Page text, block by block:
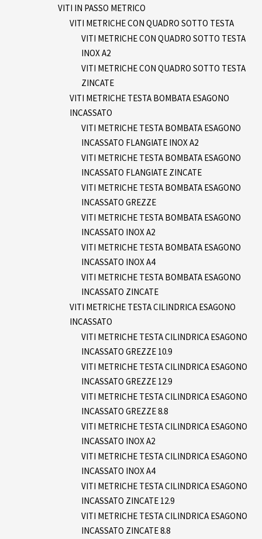
VITI IN PASSO METRICO
VITI METRICHE CON QUADRO SOTTO TESTA
VITI METRICHE CON QUADRO SOTTO TESTA
INOX A2
VITI METRICHE CON QUADRO SOTTO TESTA
ZINCATE
VITI METRICHE TESTA BOMBATA ESAGONO
INCASSATO
VITI METRICHE TESTA BOMBATA ESAGONO
INCASSATO FLANGIATE INOX A2
VITI METRICHE TESTA BOMBATA ESAGONO
INCASSATO FLANGIATE ZINCATE
VITI METRICHE TESTA BOMBATA ESAGONO
INCASSATO GREZZE
VITI METRICHE TESTA BOMBATA ESAGONO
INCASSATO INOX A2
VITI METRICHE TESTA BOMBATA ESAGONO
INCASSATO INOX A4
VITI METRICHE TESTA BOMBATA ESAGONO
INCASSATO ZINCATE
VITI METRICHE TESTA CILINDRICA ESAGONO
INCASSATO
VITI METRICHE TESTA CILINDRICA ESAGONO
INCASSATO GREZZE 10.9
VITI METRICHE TESTA CILINDRICA ESAGONO
INCASSATO GREZZE 12.9
VITI METRICHE TESTA CILINDRICA ESAGONO
INCASSATO GREZZE 8.8
VITI METRICHE TESTA CILINDRICA ESAGONO
INCASSATO INOX A2
VITI METRICHE TESTA CILINDRICA ESAGONO
INCASSATO INOX A4
VITI METRICHE TESTA CILINDRICA ESAGONO
INCASSATO ZINCATE 12.9
VITI METRICHE TESTA CILINDRICA ESAGONO
INCASSATO ZINCATE 8.8